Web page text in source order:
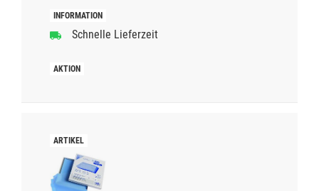
Schnelle Lieferzeit